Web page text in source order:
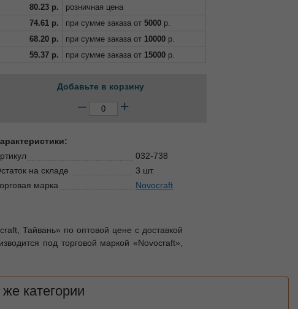
80.23 р.
розничная цена
74.61 р. при сумме заказа от5000 р.
68.20 р. при сумме заказа от 10000 р.
59.37 р. при сумме заказа от 15000 р.
Добавьте в корзину
– +
032-738
на складе
3 шт.
марка
Novocraft
Тайвань» по оптовой цене с доставкой
под торговой маркой «Novocraft»,
категории